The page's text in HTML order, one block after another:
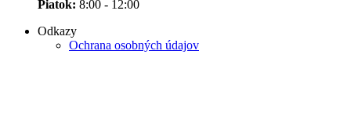
Piatok: 8:00 - 12:00
Odkazy
Ochrana osobných údajov